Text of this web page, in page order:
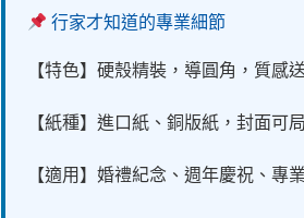
行家才知道的專業細節
【特色】硬殼精裝，導圓角，質感
【紙種】進口紙、銅版紙，封面可
【適用】婚禮紀念、週年慶祝、專